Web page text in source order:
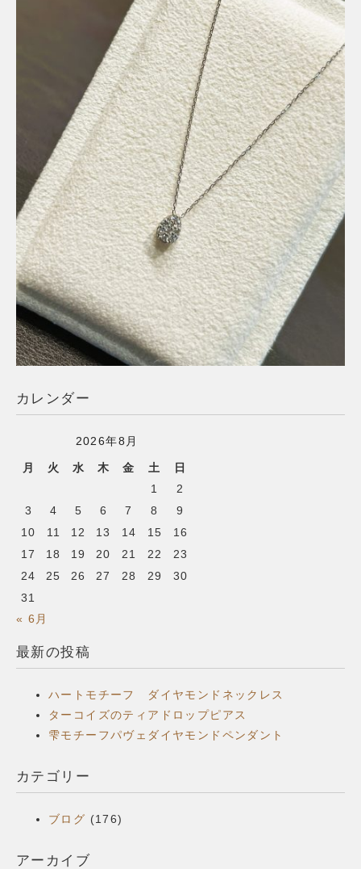
カレンダー
2026年8月
月 火 水 木 金 土 日
« 6月
1
2
3
4 5 6 7 8
9
10
11 12 13 14 15
16
17
18 19 20 21 22
23
24
25 26 27 28 29
30
31
最新の投稿
ハートモチーフ ダイヤモンドネックレス
ターコイズのティアドロップピアス
雫モチーフパヴェダイヤモンドペンダント
カテゴリー
ブログ (176)
アーカイブ